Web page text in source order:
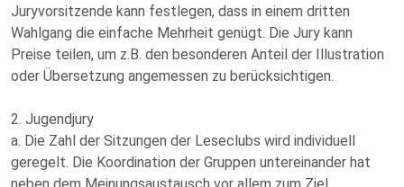
Juryvorsitzende kann festlegen, dass in einem dritten
Wahlgang die einfache Mehrheit genügt. Die Jury kann
Preise teilen, um z.B. den besonderen Anteil der Illustration
oder Übersetzung angemessen zu berücksichtigen.
2. Jugendjury
a. Die Zahl der Sitzungen der Leseclubs wird individuell
geregelt. Die Koordination der Gruppen untereinander hat